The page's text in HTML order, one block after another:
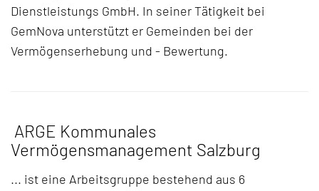
Dienstleistungs GmbH. In seiner Tätigkeit bei
GemNova unterstützt er Gemeinden bei der
Vermögenserhebung und - Bewertung.
ARGE Kommunales
Vermögensmanagement Salzburg
... ist eine Arbeitsgruppe bestehend aus 6